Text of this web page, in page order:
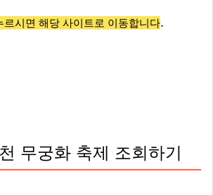
르시면 해당 사이트로 이동합니다.
무궁화 축제 조회하기